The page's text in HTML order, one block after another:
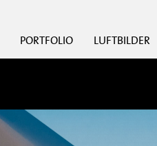
PORTFOLIO LUFTBILDER